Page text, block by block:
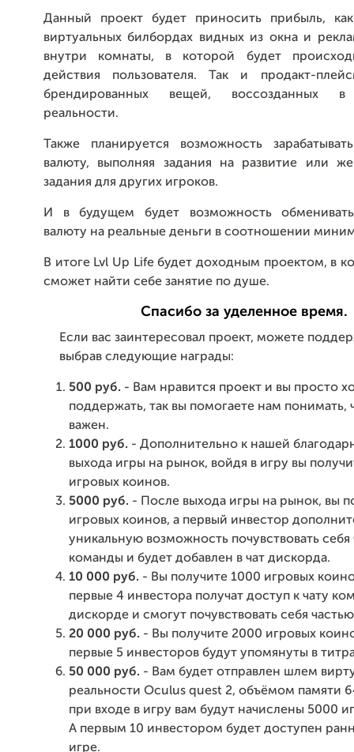
Данный проект будет приносить прибыль,
виртуальных билбордах видных из окна и
внутри комнаты, в которой будет
действия пользователя. Так и продакт-
брендированных вещей, воссозданных в
реальности.
Также планируется возможность
валюту, выполняя задания на развитие или
задания для других игроков.
И в будущем будет возможность
валюту на реальные деньги в соотношении
В итоге Lvl Up Life будет доходным проектом, в
сможет найти себе занятие по душе.
Спасибо за уделенное время.
Если вас заинтересовал проект, можете
выбрав следующие награды:
500 руб. - Вам нравится проект и вы просто
поддержать, так вы помогаете нам понимать,
важен.
1000 руб. - Дополнительно к нашей
выхода игры на рынок, войдя в игру вы
игровых коинов.
5000 руб. - После выхода игры на рынок, вы
игровых коинов, а первый инвестор
уникальную возможность почувствовать себя
команды и будет добавлен в чат дискорда.
10 000 руб. - Вы получите 1000 игровых
первые 4 инвестора получат доступ к чату
дискорде и смогут почувствовать себя
20 000 руб. - Вы получите 2000 игровых
первые 5 инвесторов будут упомянуты в
50 000 руб. - Вам будет отправлен шлем
реальности Oculus quest 2, объёмом памяти
при входе в игру вам будут начислены 5000
А первым 10 инвестором будет доступен
игре.